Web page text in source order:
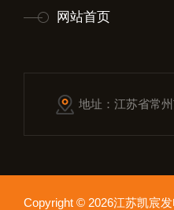
网站首页
地址：江苏省常
Copyright © 2026江苏凯宸